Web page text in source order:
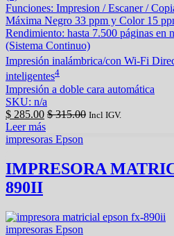
Funciones: Impresion / Escaner /
Máxima Negro 33 ppm y Color 15
Rendimiento: hasta 7.500 páginas en
(Sistema Continuo)
Impresión inalámbrica/con Wi-Fi
inteligentes4
Impresión a doble cara automática
SKU: n/a
$ 285.00 $315.00 Incl IGV.
Leer más
impresoras Epson
IMPRESORA
890II
impresoras Epson